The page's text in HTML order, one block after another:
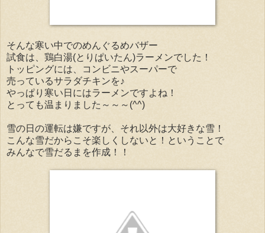
そんな寒い中でのめんぐるめバザー
試食は、鶏白湯(とりぱいたん)ラーメンでした！
トッピングには、コンビニやスーパーで
売っているサラダチキンを♪
やっぱり寒い日にはラーメンですよね！
とっても温まりました～～～(^^)
雪の日の運転は嫌ですが、それ以外は大好きな雪！
こんな雪だからこそ楽しくしないと！ということで
みんなで雪だるまを作成！！